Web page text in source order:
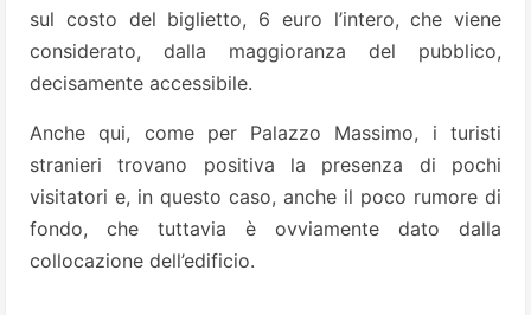
sul costo del biglietto, 6 euro l’intero, che viene
considerato, dalla maggioranza del pubblico,
decisamente accessibile.
Anche qui, come per Palazzo Massimo, i turisti
stranieri trovano positiva la presenza di pochi
visitatori e, in questo caso, anche il poco rumore di
fondo, che tuttavia è ovviamente dato dalla
collocazione dell’edificio.